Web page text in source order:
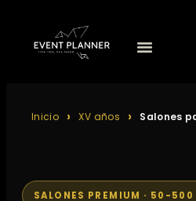
Inicio XV años Salones
SALONES PREMIUM · 50-500